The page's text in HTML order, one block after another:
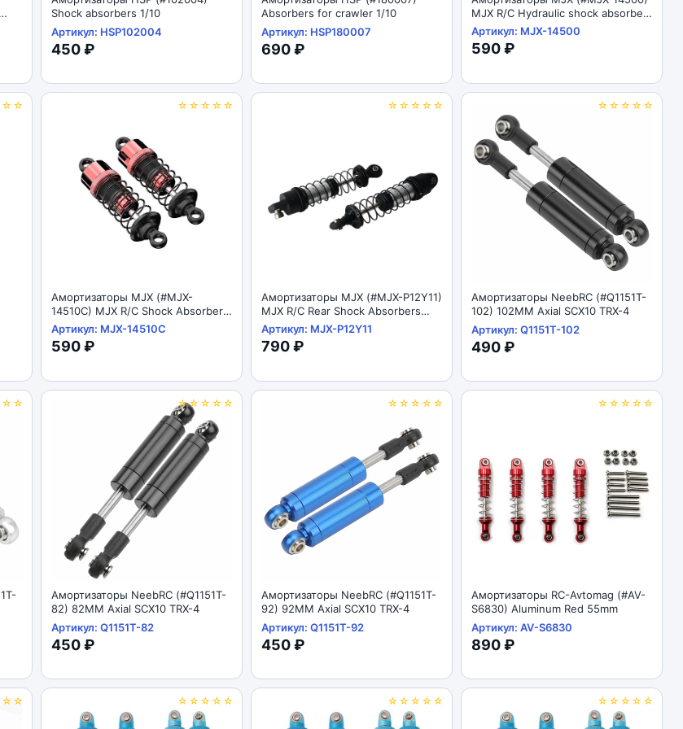
Shock absorbers 1/10
Артикул: HSP102004
450 ₽
Absorbers for crawler 1/10
Артикул: HSP180007
690 ₽
MJX R/C Hydraulic shock absorber
1/14
Артикул: MJX-14500
590 ₽
☆☆☆☆☆
Амортизаторы MJX (#MJX-
14510C) MJX R/C Shock Absorbers
1/14
Артикул: MJX-14510C
590 ₽
☆☆☆☆☆
Амортизаторы MJX (#MJX-P12Y11)
MJX R/C Rear Shock Absorbers
1/12
Артикул: MJX-P12Y11
790 ₽
☆☆☆☆☆
Амортизаторы NeebRC (#Q1151T-
102) 102MM Axial SCX10 TRX-4
Артикул: Q1151T-102
490 ₽
☆☆☆☆☆
Амортизаторы NeebRC (#Q1151T-
82) 82MM Axial SCX10 TRX-4
Артикул: Q1151T-82
450 ₽
☆☆☆☆☆
Амортизаторы NeebRC (#Q1151T-
92) 92MM Axial SCX10 TRX-4
Артикул: Q1151T-92
450 ₽
☆☆☆☆☆
Амортизаторы RC-Avtomag (#AV-
S6830) Aluminum Red 55mm
Артикул: AV-S6830
890 ₽
☆☆☆☆☆ ☆☆☆☆☆ ☆☆☆☆☆